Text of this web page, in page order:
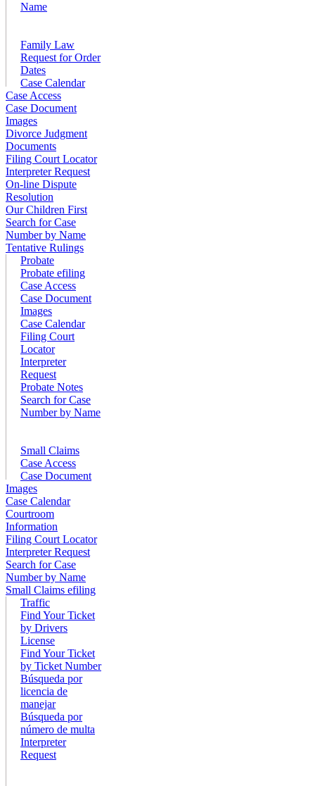
Name
Family Law
Request for Order
Dates
Case Calendar
Case Access
Case Document
Images
Divorce Judgment
Documents
Filing Court Locator
Interpreter Request
On-line Dispute
Resolution
Our Children First
Search for Case
Number by Name
Tentative Rulings
Probate
Probate efiling
Case Access
Case Document
Images
Case Calendar
Filing Court
Locator
Interpreter
Request
Probate Notes
Search for Case
Number by Name
Small Claims
Case Access
Case Document
Images
Case Calendar
Courtroom
Information
Filing Court Locator
Interpreter Request
Search for Case
Number by Name
Small Claims efiling
Traffic
Find Your Ticket
by Drivers
License
Find Your Ticket
by Ticket Number
Búsqueda por
licencia de
manejar
Búsqueda por
número de multa
Interpreter
Request